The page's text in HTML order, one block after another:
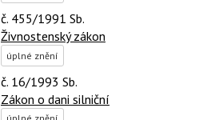
č. 455/1991 Sb.
Živnostenský zákon
úplné znění
č. 16/1993 Sb.
Zákon o dani silniční